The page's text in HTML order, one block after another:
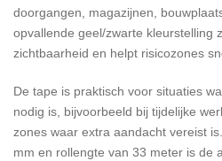
doorgangen, magazijnen,
opvallende geel/zwarte kleurstelling
zichtbaarheid en helpt risicozones
De tape is praktisch voor situaties
nodig is, bijvoorbeeld bij tijdelijke
zones waar extra aandacht vereist
mm en rollengte van 33 meter is de